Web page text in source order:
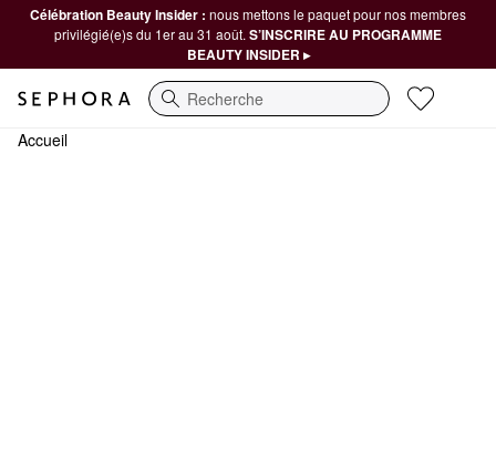
Célébration Beauty Insider : nous mettons le paquet pour nos membres
privilégié(e)s du 1er au 31 août. S’INSCRIRE AU PROGRAMME
BEAUTY INSIDER ▸
Recherche
Accueil